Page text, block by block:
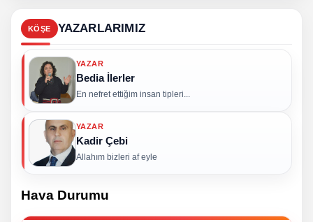
KÖŞE YAZARLARIMIZ
YAZAR
Bedia İlerler
En nefret ettiğim insan tipleri...
YAZAR
Kadir Çebi
Allahım bizleri af eyle
Hava Durumu